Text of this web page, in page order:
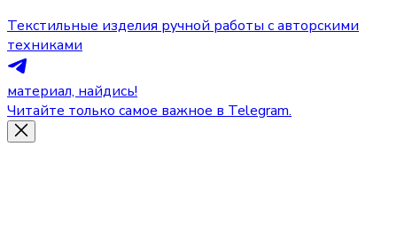
Текстильные изделия ручной работы с авторскими
техниками
материал, найдись!
Читайте только самое важное в Telegram.